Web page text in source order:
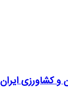
و کشاورزی ایران